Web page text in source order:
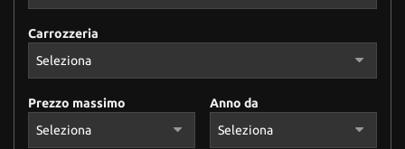
Carrozzeria
Prezzo massimo Anno da